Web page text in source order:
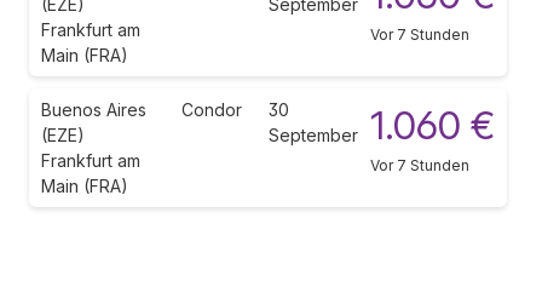
Frankfurt am
Main (FRA)
Vor 7 Stunden
Buenos Aires
(EZE)
Frankfurt am
Main (FRA)
Condor
30
September
1.060 €
Vor 7 Stunden